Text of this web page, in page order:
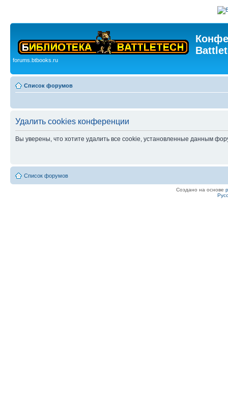
forums.btbooks.ru
Список форумов
Удалить cookies конференции
Вы уверены, что хотите удалить все cookie, установленные данным
Список форумов
Создано на основе